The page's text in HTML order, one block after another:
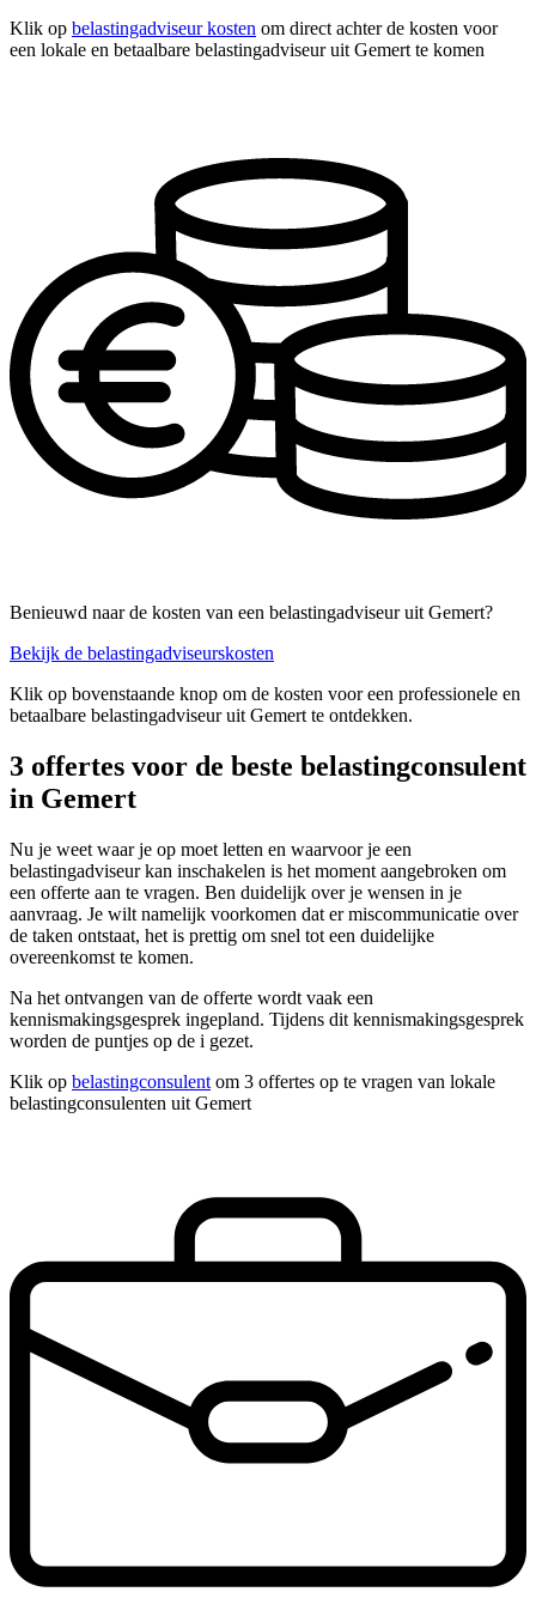
Klik op belastingadviseur kosten om direct achter de kosten voor
een lokale en betaalbare belastingadviseur uit Gemert te komen
Benieuwd naar de kosten van een belastingadviseur uit Gemert?
Bekijk de belastingadviseurskosten
Klik op bovenstaande knop om de kosten voor een professionele en
betaalbare belastingadviseur uit Gemert te ontdekken.
3 offertes voor de beste belastingconsulent
in Gemert
Nu je weet waar je op moet letten en waarvoor je een
belastingadviseur kan inschakelen is het moment aangebroken om
een offerte aan te vragen. Ben duidelijk over je wensen in je
aanvraag. Je wilt namelijk voorkomen dat er miscommunicatie over
de taken ontstaat, het is prettig om snel tot een duidelijke
overeenkomst te komen.
Na het ontvangen van de offerte wordt vaak een
kennismakingsgesprek ingepland. Tijdens dit kennismakingsgesprek
worden de puntjes op de i gezet.
Klik op belastingconsulent om 3 offertes op te vragen van lokale
belastingconsulenten uit Gemert